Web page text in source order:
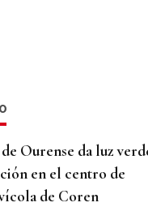
Ourense da luz
en el centro de
de Coren